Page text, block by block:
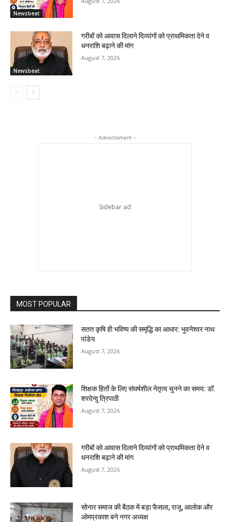
Newsbeat
Newsbeat
गरीबों को आवास दिलाने दिव्यांगों को प्राथमिकता देने व
धनराशि बढ़ाने की मांग
August 7, 2026
- Advertisment -
MOST POPULAR
सतत कृषि ही भविष्य की समृद्धि का आधार: भुवनेश्वर नाथ
पांडेय
August 7, 2026
शिक्षक हितों के लिए संघर्षशील नेतृत्व चुनने का समय: डॉ.
शरदेन्दु त्रिपाठी
August 7, 2026
गरीबों को आवास दिलाने दिव्यांगों को प्राथमिकता देने व
धनराशि बढ़ाने की मांग
August 7, 2026
सोनार समाज की बैठक में बड़ा फैसला, राजू, आलोक और
ओमप्रकाश बने नगर अध्यक्ष